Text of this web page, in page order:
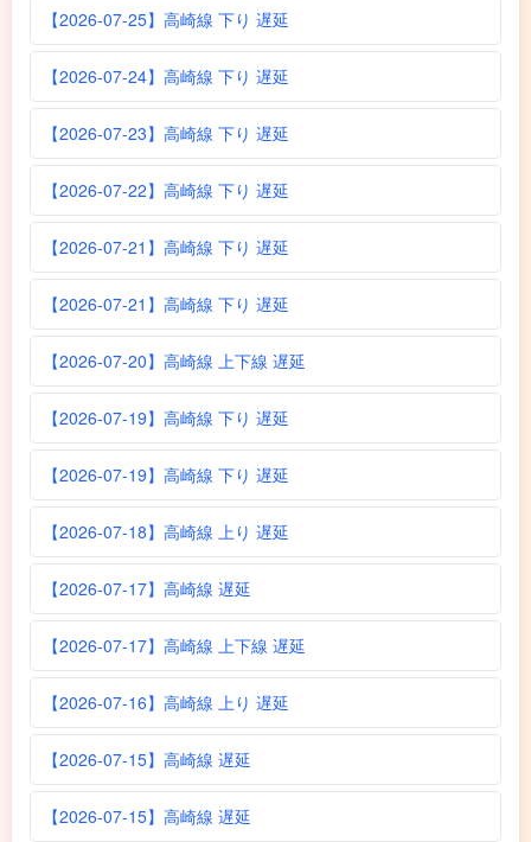
【2026-07-25】高崎線 下り 遅延
【2026-07-24】高崎線 下り 遅延
【2026-07-23】高崎線 下り 遅延
【2026-07-22】高崎線 下り 遅延
【2026-07-21】高崎線 下り 遅延
【2026-07-21】高崎線 下り 遅延
【2026-07-20】高崎線 上下線 遅延
【2026-07-19】高崎線 下り 遅延
【2026-07-19】高崎線 下り 遅延
【2026-07-18】高崎線 上り 遅延
【2026-07-17】高崎線 遅延
【2026-07-17】高崎線 上下線 遅延
【2026-07-16】高崎線 上り 遅延
【2026-07-15】高崎線 遅延
【2026-07-15】高崎線 遅延